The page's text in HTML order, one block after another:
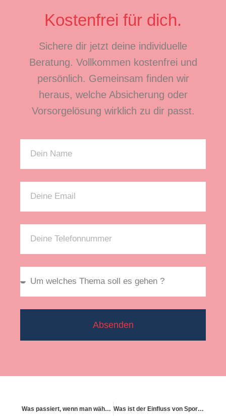
Kostenfrei für dich.
Sichere dir jetzt deine individuelle
Beratung. Vollkommen kostenfrei und
persönlich. Gemeinsam finden wir
heraus, welche Absicherung oder
Vorsorgelösung wirklich zu dir passt.
Absenden
Was passiert, wenn man während des Leistungsbezugs wieder arbeiten will Was ist der Einfluss von Sport auf den Beitrag